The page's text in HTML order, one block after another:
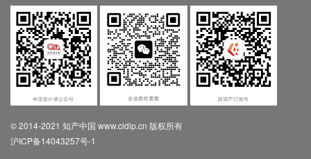
© 2014-2021 知产中国 www.cidip.cn 版权所有
沪ICP备14043257号-1